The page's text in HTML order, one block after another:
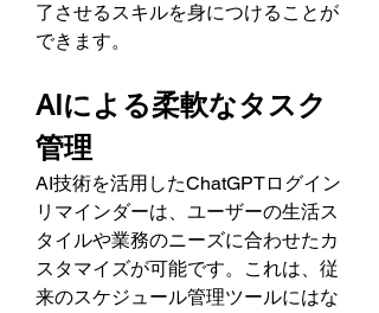
了させるスキルを身につけることが
できます。
AIによる柔軟なタスク
管理
AI技術を活用したChatGPTログイン
リマインダーは、ユーザーの生活ス
タイルや業務のニーズに合わせたカ
スタマイズが可能です。これは、従
来のスケジュール管理ツールにはな